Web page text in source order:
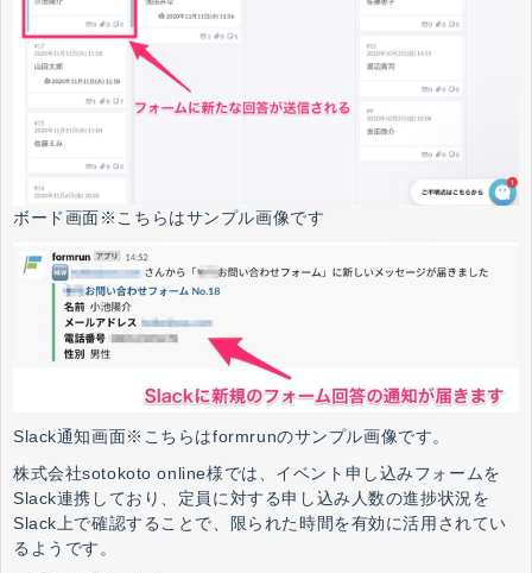
ボード画面※こちらはサンプル画像です
Slack通知画面※こちらはformrunのサンプル画像です。
株式会社sotokoto online様では、イベント申し込みフォームを
Slack連携しており、定員に対する申し込み人数の進捗状況を
Slack上で確認することで、限られた時間を有効に活用されてい
るようです。